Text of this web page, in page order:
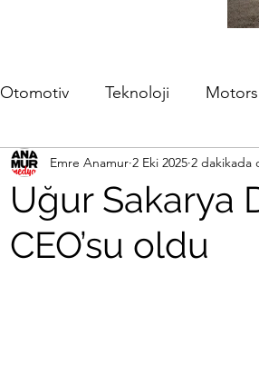
Otomotiv Teknoloji
Uğur Sakarya
CEO’su oldu
Emre Anamur 2 Eki 2025 2 dakikada